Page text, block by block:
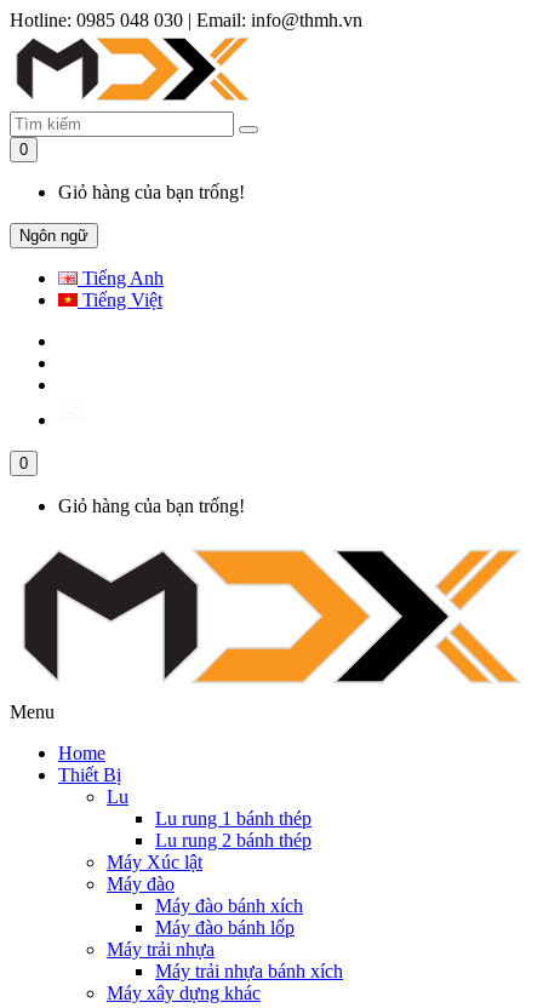
Hotline: 0985 048 030 | Email: info@thmh.vn
0
Giỏ hàng của bạn trống!
Ngôn ngữ
Tiếng Anh
Tiếng Việt
0
Giỏ hàng của bạn trống!
Menu
Home
Thiết Bị
Lu
Lu rung 1 bánh thép
Lu rung 2 bánh thép
Máy Xúc lật
Máy đào
Máy đào bánh xích
Máy đào bánh lốp
Máy trải nhựa
Máy trải nhựa bánh xích
Máy xây dựng khác